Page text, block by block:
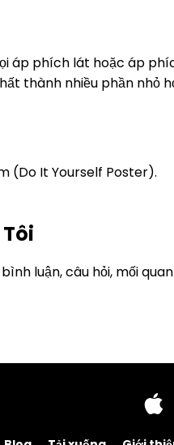
áp phích lát hoặc áp
thành nhiều phần
(Do It Yourself Poster).
luận, câu hỏi, mối